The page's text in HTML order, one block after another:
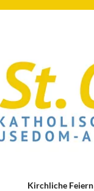
Kirchliche Feiern